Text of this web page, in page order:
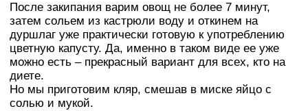
После закипания варим овощ не более 7 минут,
затем сольем из кастрюли воду и откинем на
дуршлаг уже практически готовую к употреблению
цветную капусту. Да, именно в таком виде ее уже
можно есть – прекрасный вариант для всех, кто на
диете.
Но мы приготовим кляр, смешав в миске яйцо с
солью и мукой.